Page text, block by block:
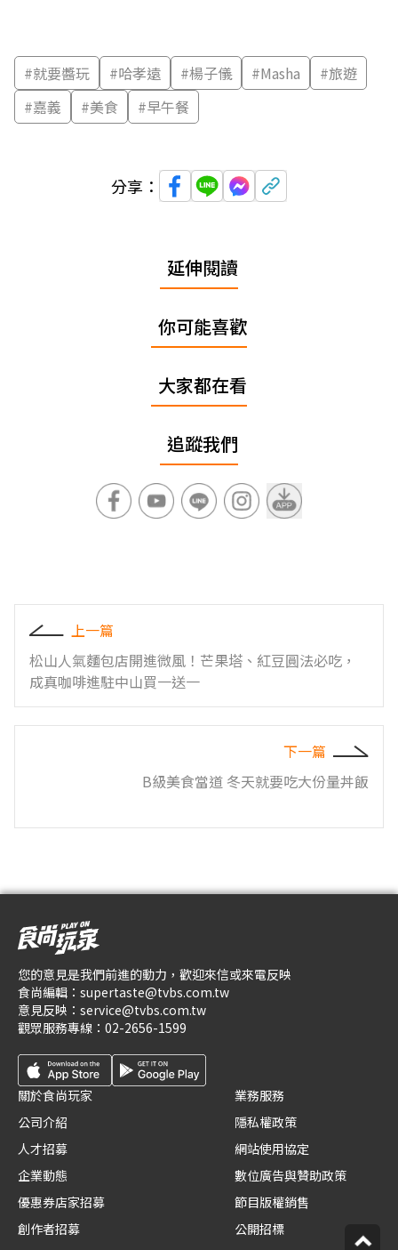
#就要醬玩 #哈孝遠 #楊子儀 #Masha #旅遊
#嘉義 #美食 #早午餐
分享：
延伸閱讀
你可能喜歡
大家都在看
追蹤我們
上一篇
松山人氣麵包店開進微風！芒果塔、紅豆圓法必吃，
成真咖啡進駐中山買一送一
下一篇
B級美食當道 冬天就要吃大份量丼飯
您的意見是我們前進的動力，歡迎來信或來電反映
食尚編輯： supertaste@tvbs.com.tw
意見反映： service@tvbs.com.tw
觀眾服務專線： 02-2656-1599
關於食尚玩家
公司介紹
人才招募
企業動態
優惠券店家招募
創作者招募
業務服務
隱私權政策
網站使用協定
數位廣告與贊助政策
節目版權銷售
公開招標